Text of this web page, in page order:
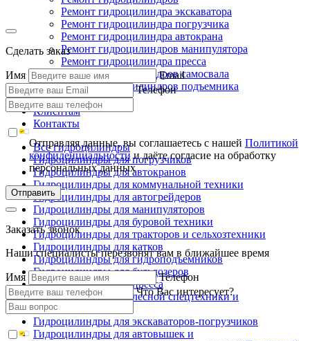
Ремонт гидроцилиндра экскаватора
Ремонт гидроцилиндра погрузчика
Ремонт гидроцилиндра автокрана
Ремонт гидроцилиндров манипулятора
Ремонт гидроцилиндра пресса
Ремонт гидроцилиндров самосвала
Ремонт гидроцилиндров подъемника
Производство
Клиентам
Контакты
Все гидроцилиндры
Гидроцилиндры для погрузчиков
Гидроцилиндры для автокранов
Гидроцилиндры для коммунальной техники
Гидроцилиндры для автогрейдеров
Гидроцилиндры для манипуляторов
Гидроцилиндры для буровой техники
Гидроцилиндры для тракторов и сельхозтехники
Гидроцилиндры для катков
Гидроцилиндры для гидроподъемников
Гидроцилиндры для бульдозеров
Гидроцилиндры для пресса
Гидроцилиндры для лесной спецтехники и
металловозов
Гидроцилиндры для экскаваторов-погрузчиков
Гидроцилиндры для автовышек и
Сделать заказ
Имя
Email
Телефон
Отправляя данные, вы соглашаетесь с нашейПолитикой
конфиденциальностии даёте согласие на обработку
персональных данных
Отправить
Заказать звонок
Наши специалисты перезвонят вам в ближайшее время
Имя
Телефон
Что Вас интересует?